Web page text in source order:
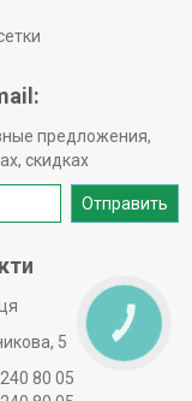
предложения,
скидках
Отправить
5
80 05
КНОПКА
ЗВ'ЯЗКУ